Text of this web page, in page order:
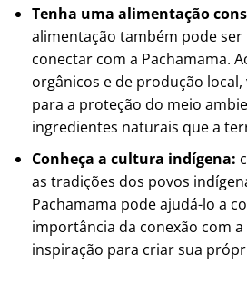
Tenha uma alimentação
alimentação também pode
conectar com a Pachamama.
orgânicos e de produção
para a proteção do meio
ingredientes naturais que a
Conheça a cultura indígena:
as tradições dos povos
Pachamama pode ajudá-lo a
importância da conexão com
inspiração para criar sua